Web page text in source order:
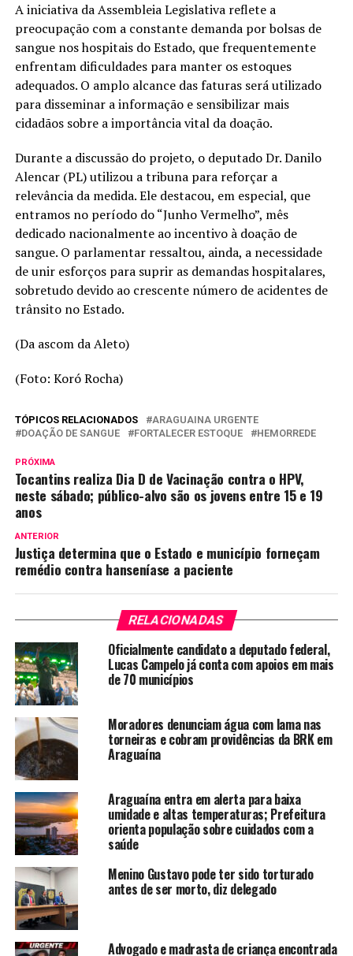
A iniciativa da Assembleia Legislativa reflete a
preocupação com a constante demanda por bolsas de
sangue nos hospitais do Estado, que frequentemente
enfrentam dificuldades para manter os estoques
adequados. O amplo alcance das faturas será utilizado
para disseminar a informação e sensibilizar mais
cidadãos sobre a importância vital da doação.
Durante a discussão do projeto, o deputado Dr. Danilo
Alencar (PL) utilizou a tribuna para reforçar a
relevância da medida. Ele destacou, em especial, que
entramos no período do “Junho Vermelho”, mês
dedicado nacionalmente ao incentivo à doação de
sangue. O parlamentar ressaltou, ainda, a necessidade
de unir esforços para suprir as demandas hospitalares,
sobretudo devido ao crescente número de acidentes de
trânsito no Estado.
(Da ascom da Aleto)
(Foto: Koró Rocha)
TÓPICOS RELACIONADOS
ARAGUAINA URGENTE
DOAÇÃO DE SANGUE
FORTALECER ESTOQUE HEMORREDE
PRÓXIMA
Tocantins realiza Dia D de Vacinação contra o HPV,
neste sábado; público-alvo são os jovens entre 15 e 19
anos
ANTERIOR
Justiça determina que o Estado e município forneçam
remédio contra hanseníase a paciente
RELACIONADAS
Oficialmente candidato a deputado federal,
Lucas Campelo já conta com apoios em mais
de 70 municípios
Moradores denunciam água com lama nas
torneiras e cobram providências da BRK em
Araguaína
Araguaína entra em alerta para baixa
umidade e altas temperaturas; Prefeitura
orienta população sobre cuidados com a
saúde
Menino Gustavo pode ter sido torturado
antes de ser morto, diz delegado
Advogado e madrasta de criança encontrada